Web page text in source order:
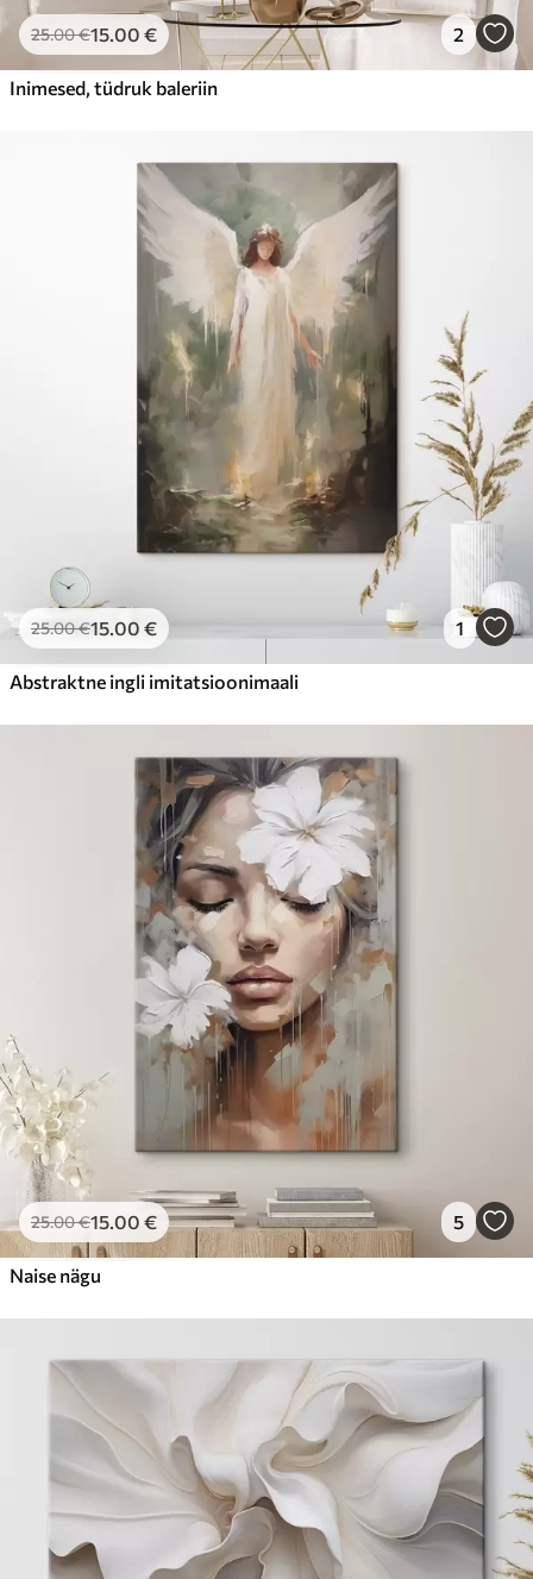
25.00€15.00 € 2
Inimesed, tüdruk baleriin
25.00€15.00 € 1
Abstraktne ingli imitatsioonimaali
25.00€15.00 € 5
Naise nägu